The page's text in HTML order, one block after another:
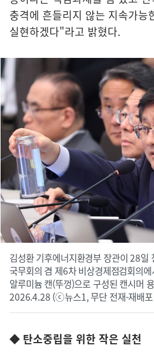
충격에 흔들리지 않는 지속가능
실현하겠다"라고 밝혔다.
김성환 기후에너지환경부 장관이 28일
국무회의 겸 제6차 비상경제점검회의
알루미늄 캔(뚜껑)으로 구성된 캔시머
2026.4.28 (ⓒ뉴스1, 무단 전재-재배포
◆ 탄소중립을 위한 작은 실천